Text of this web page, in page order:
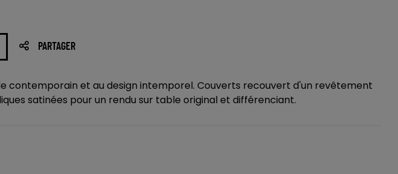
PARTAGER
contemporain et au design intemporel. Couverts recouvert d'un revêtement
satinées pour un rendu sur table original et différenciant.